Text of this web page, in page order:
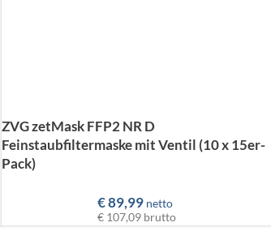
ZVG zetMask FFP2 NR D
Feinstaubfiltermaske mit Ventil (10 x 15er-
Pack)
€89,99 netto
€ 107,09 brutto